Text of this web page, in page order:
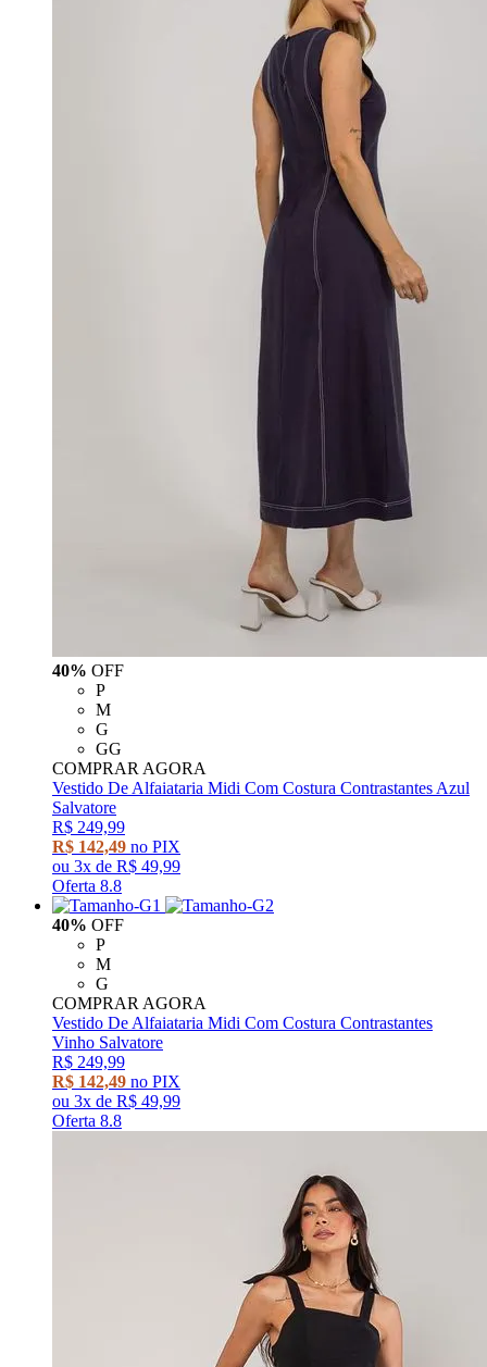
40% OFF
P
M
G
GG
COMPRAR AGORA
Vestido De Alfaiataria Midi Com Costura Contrastantes Azul
Salvatore
R$ 249,99
R$ 142,49 no PIX
ou 3x de R$ 49,99
Oferta 8.8
40% OFF
P
M
G
COMPRAR AGORA
Vestido De Alfaiataria Midi Com Costura Contrastantes
Vinho Salvatore
R$ 249,99
R$ 142,49 no PIX
ou 3x de R$ 49,99
Oferta 8.8